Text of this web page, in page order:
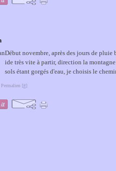
Début novembre, après des jours de
ide très vite à partir, direction la
sols étant gorgés d'eau, je choisis le
Permalien [#]